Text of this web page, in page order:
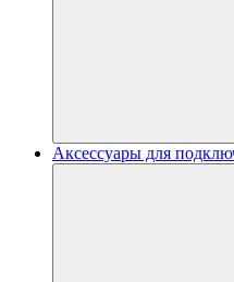
Аксессуары для